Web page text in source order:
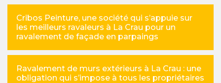
Cribos Peinture, une société qui s’appuie sur
les meilleurs ravaleurs à La Crau pour un
ravalement de façade en parpaings
Ravalement de murs extérieurs à La Crau : une
obligation qui s’impose à tous les propriétaires